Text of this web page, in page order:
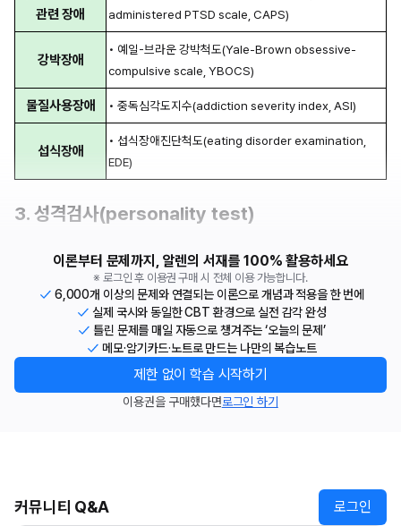
관련 장애
administered PTSD scale, CAPS)
강박장애
• 예일-브라운 강박척도(Yale-Brown obsessive-
compulsive scale, YBOCS)
물질사용장애 • 중독심각도지수(addiction severity index, ASI)
섭식장애
• 섭식장애진단척도(eating disorder examination,
EDE)
3. 성격검사(personality test)
이론부터 문제까지, 알렌의 서재를 100% 활용하세요
※ 로그인 후 이용권 구매 시 전체 이용 가능합니다.
6,000개 이상의 문제와 연결되는 이론으로 개념과 적용을 한 번에
실제 국시와 동일한 CBT 환경으로 실전 감각 완성
틀린 문제를 매일 자동으로 챙겨주는 ‘오늘의 문제’
메모·암기카드·노트로 만드는 나만의 복습노트
제한 없이 학습 시작하기
이용권을 구매했다면로그인 하기
커뮤니티 Q&A 로그인